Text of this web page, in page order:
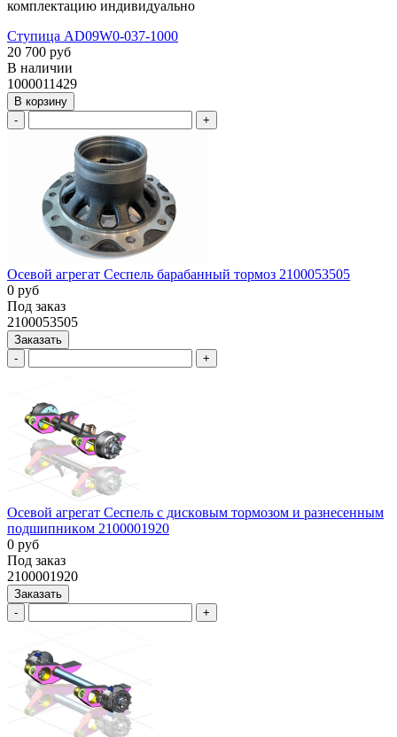
комплектацию индивидуально
Ступица AD09W0-037-1000
20 700 руб
В наличии
1000011429
В корзину
-
+
Осевой агрегат Сеспель барабанный тормоз 2100053505
0 руб
Под заказ
2100053505
Заказать
-
+
Ocевой агрегат Сеспель c дискoвым тоpмозoм и рaзнеceнным
пoдшипникoм 2100001920
0 руб
Под заказ
2100001920
Заказать
-
+